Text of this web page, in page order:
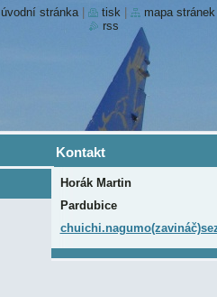
Kontakt
Horák Martin
Pardubice
úvodní stránka tisk mapa stránek
rss